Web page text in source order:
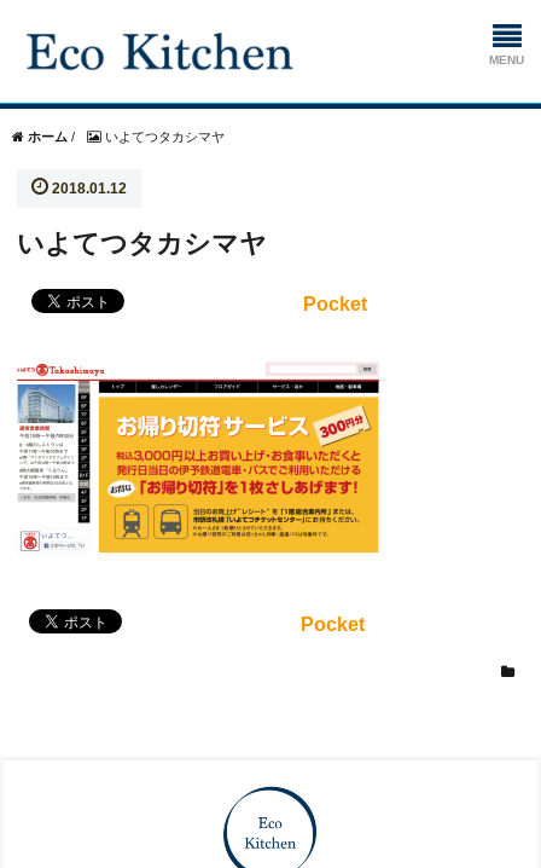
生ゴミ処理機
ホーム / いよてつタカシマヤ
2018.01.12
いよてつタカシマヤ
Pocket
Pocket